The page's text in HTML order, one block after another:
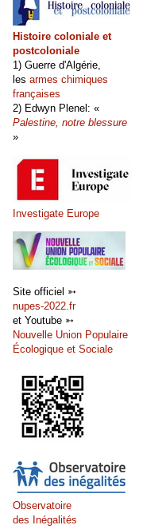
Histoire coloniale et
postcoloniale
1) Guerre d'Algérie,
les armes chimiques
françaises
2) Edwyn Plenel: «
Palestine, notre blessure
»
Investigate Europe
Site officiel ➳
nupes-2022.fr
et Youtube ➳
Nouvelle Union Populaire
Écologique et Sociale
Observatoire
des Inégalités